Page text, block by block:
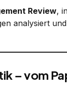
Review,
analysiert
– vom